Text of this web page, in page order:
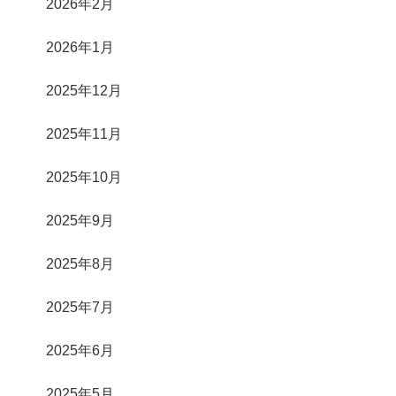
2026年2月
2026年1月
2025年12月
2025年11月
2025年10月
2025年9月
2025年8月
2025年7月
2025年6月